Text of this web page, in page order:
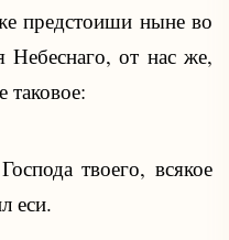
предстоиши ныне во
Небеснаго, от нас же,
твоего, всякое
еси.